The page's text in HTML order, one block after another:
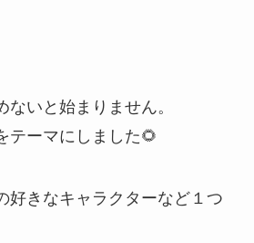
ないと始まりません。
テーマにしました🌻
好きなキャラクターなど１つ